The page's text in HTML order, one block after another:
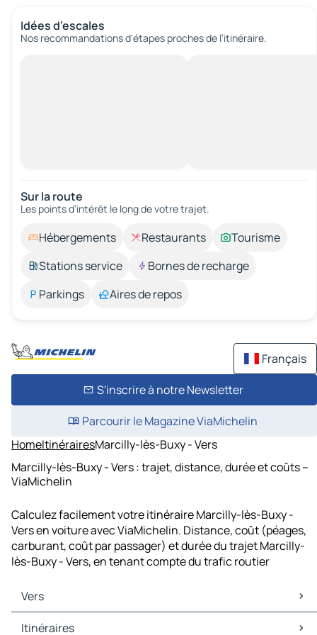
Idées d’escales
Nos recommandations d'étapes proches de l’itinéraire.
Sur la route
Les points d’intérêt le long de votre trajet.
Hébergements Restaurants
Tourisme
Stations service
Bornes de recharge
Parkings
Aires de repos
Français
S'inscrire à notre Newsletter
Parcourir le Magazine ViaMichelin
HomeItinérairesMarcilly-lès-Buxy - Vers
Marcilly-lès-Buxy - Vers : trajet, distance, durée et coûts –
ViaMichelin
Calculez facilement votre itinéraire Marcilly-lès-Buxy -
Vers en voiture avec ViaMichelin. Distance, coût (péages,
carburant, coût par passager) et durée du trajet Marcilly-
lès-Buxy - Vers, en tenant compte du trafic routier
Vers
Vers Cartes et plans
Itinéraires